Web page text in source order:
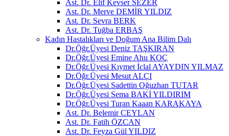
Ast. Dr. Elif Kevser SEZER
Ast. Dr. Merve DEMİR YILDIZ
Ast. Dr. Sevra BERK
Ast. Dr. Tuğba ERBAŞ
Kadın Hastalıkları ve Doğum Ana Bilim Dalı
Dr.Öğr.Üyesi Deniz TAŞKIRAN
Dr.Öğr.Üyesi Emine Ahu KOÇ
Dr.Öğr.Üyesi Kıymet İclal AYAYDIN YILMAZ
Dr.Öğr.Üyesi Mesut ALÇI
Dr.Öğr.Üyesi Sadettin Oğuzhan TUTAR
Dr.Öğr.Üyesi Sema BAKİ YILDIRIM
Dr.Öğr.Üyesi Turan Kaaan KARAKAYA
Ast. Dr. Belemir CEYLAN
Ast. Dr. Fatih ÖZCAN
Ast. Dr. Feyza Gül YILDIZ